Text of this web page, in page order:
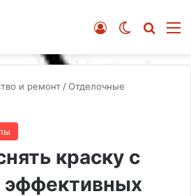
Switch skin
Войти
и ремонт /Отделочные
краску с
эффективных